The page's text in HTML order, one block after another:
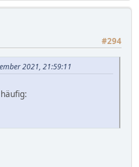
#294
2021, 21:59:11